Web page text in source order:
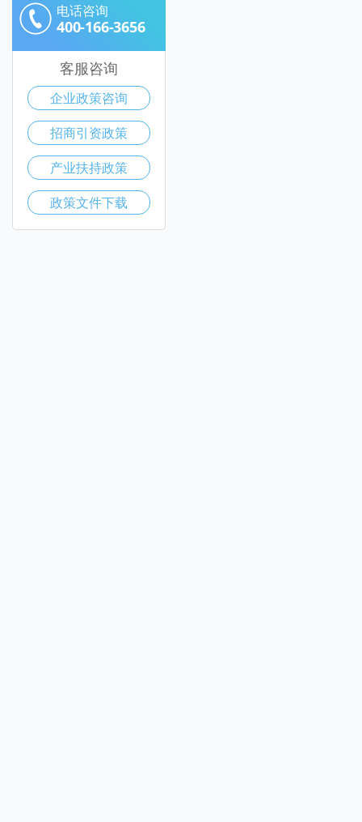
电话咨询
400-166-3656
客服咨询
企业政策咨询
招商引资政策
产业扶持政策
政策文件下载